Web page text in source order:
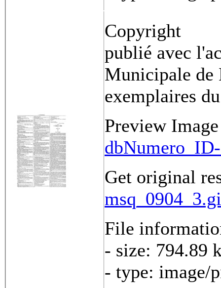
Copyright
publié avec
Municipale de
exemplaires
Preview Image
Get original
File
- size: 794.89
- type: image/